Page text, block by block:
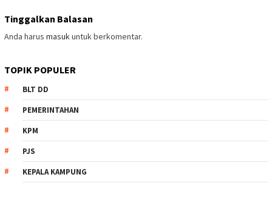
Tinggalkan Balasan
Anda harus masuk untuk berkomentar.
TOPIK POPULER
BLT DD
PEMERINTAHAN
KPM
PJS
KEPALA KAMPUNG